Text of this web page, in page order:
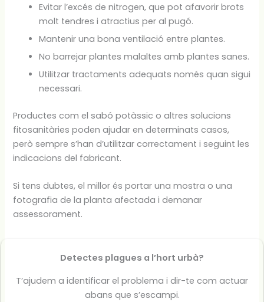
Evitar l’excés de nitrogen, que pot afavorir brots
molt tendres i atractius per al pugó.
Mantenir una bona ventilació entre plantes.
No barrejar plantes malaltes amb plantes sanes.
Utilitzar tractaments adequats només quan sigui
necessari.
Productes com el sabó potàssic o altres solucions
fitosanitàries poden ajudar en determinats casos,
però sempre s’han d’utilitzar correctament i seguint les
indicacions del fabricant.
Si tens dubtes, el millor és portar una mostra o una
fotografia de la planta afectada i demanar
assessorament.
Detectes plagues a l’hort urbà?
T’ajudem a identificar el problema i dir-te com actuar
abans que s’escampi.